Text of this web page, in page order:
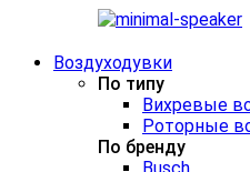
Воздуходувки
По типу
Вихревые
Роторные
По бренду